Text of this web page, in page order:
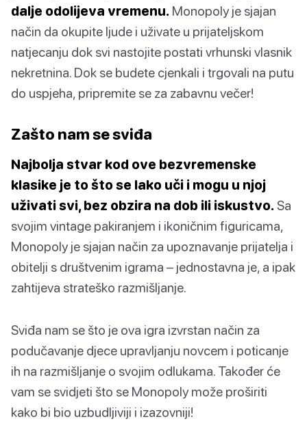
dalje odolijeva vremenu. Monopoly je sjajan
način da okupite ljude i uživate u prijateljskom
natjecanju dok svi nastojite postati vrhunski vlasnik
nekretnina. Dok se budete cjenkali i trgovali na putu
do uspjeha, pripremite se za zabavnu večer!
Zašto nam se sviđa
Najbolja stvar kod ove bezvremenske
klasike je to što se lako uči i mogu u njoj
uživati svi, bez obzira na dob ili iskustvo. Sa
svojim vintage pakiranjem i ikoničnim figuricama,
Monopoly je sjajan način za upoznavanje prijatelja i
obitelji s društvenim igrama – jednostavna je, a ipak
zahtijeva strateško razmišljanje.
Sviđa nam se što je ova igra izvrstan način za
podučavanje djece upravljanju novcem i poticanje
ih na razmišljanje o svojim odlukama. Također će
vam se svidjeti što se Monopoly može proširiti
kako bi bio uzbudljiviji i izazovniji!